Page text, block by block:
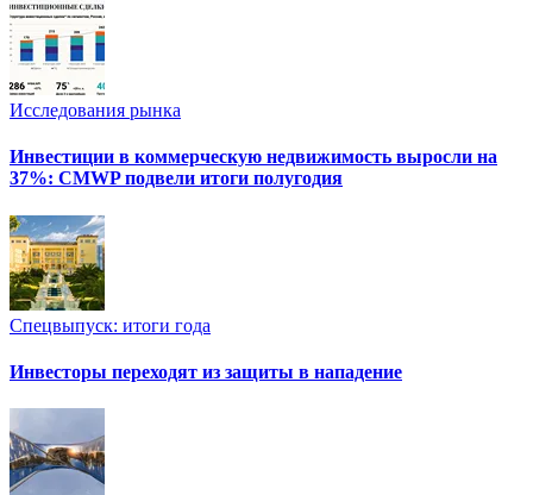
Исследования рынка
Инвестиции в коммерческую недвижимость выросли на
37%: CMWP подвели итоги полугодия
Спецвыпуск: итоги года
Инвесторы переходят из защиты в нападение